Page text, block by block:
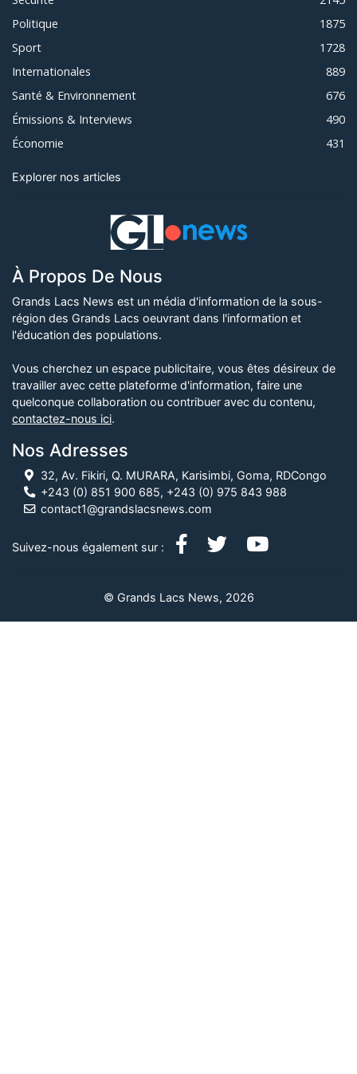
Politique
1875
Sport
1728
Internationales
889
Santé & Environnement
676
Émissions & Interviews
490
Économie
431
Explorer nos articles
À Propos De Nous
Grands Lacs News est un média d'information de la sous-
région des Grands Lacs oeuvrant dans l'information et
l'éducation des populations.
Vous cherchez un espace publicitaire, vous êtes désireux de
travailler avec cette plateforme d'information, faire une
quelconque collaboration ou contribuer avec du contenu,
contactez-nous ici.
Nos Adresses
32, Av. Fikiri, Q. MURARA, Karisimbi, Goma, RDCongo
+243 (0) 851 900 685, +243 (0) 975 843 988
contact1@grandslacsnews.com
Suivez-nous également sur :
© Grands Lacs News, 2026